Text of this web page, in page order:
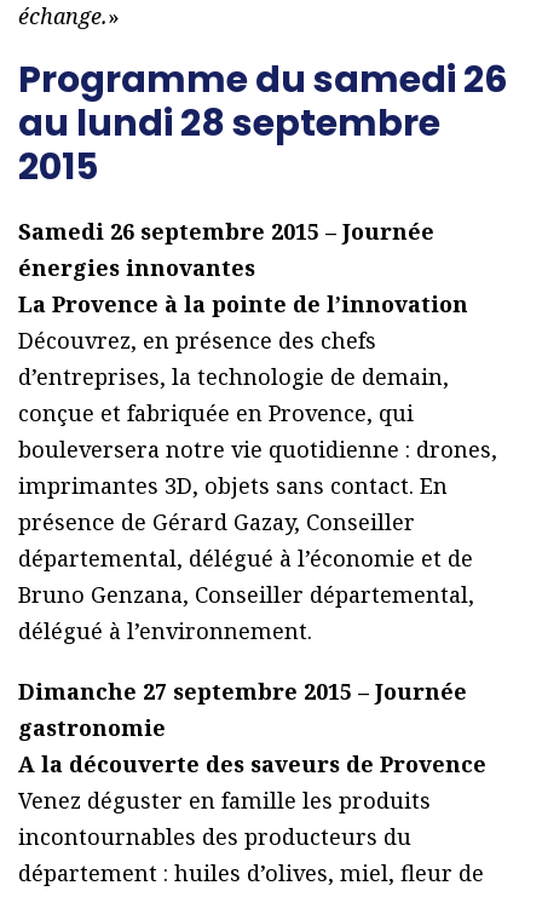
échange.»
Programme du samedi 26
au lundi 28 septembre
2015
Samedi 26 septembre 2015 – Journée
énergies innovantes
La Provence à la pointe de l’innovation
Découvrez, en présence des chefs
d’entreprises, la technologie de demain,
conçue et fabriquée en Provence, qui
bouleversera notre vie quotidienne : drones,
imprimantes 3D, objets sans contact. En
présence de Gérard Gazay, Conseiller
départemental, délégué à l’économie et de
Bruno Genzana, Conseiller départemental,
délégué à l’environnement.
Dimanche 27 septembre 2015 – Journée
gastronomie
A la découverte des saveurs de Provence
Venez déguster en famille les produits
incontournables des producteurs du
département : huiles d’olives, miel, fleur de